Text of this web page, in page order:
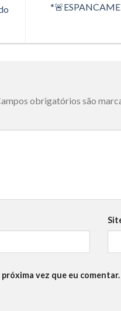
obrigatórios são
vez que eu comentar.